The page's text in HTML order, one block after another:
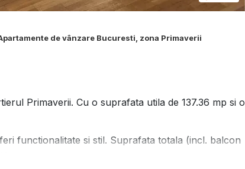
de vânzare Bucuresti, zona Primaverii
Primaverii. Cu o suprafata utila de 137.36 mp si o
functionalitate si stil. Suprafata totala (incl. balcon